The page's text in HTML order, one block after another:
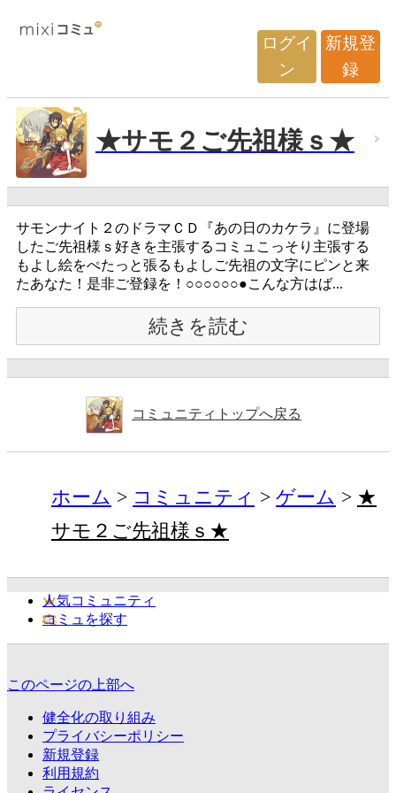
ログイ
ン
新規登
録
★サモ２ご先祖様ｓ★
サモンナイト２のドラマＣＤ『あの日のカケラ』に登場
したご先祖様ｓ好きを主張するコミュこっそり主張する
もよし絵をぺたっと張るもよしご先祖の文字にピンと来
たあなた！是非ご登録を！○○○○○○●こんな方はば...
続きを読む
コミュニティトップへ戻る
ホーム コミュニティ ゲーム
★
サモ２ご先祖様ｓ★
人気コミュニティ
コミュを探す
このページの上部へ
健全化の取り組み
プライバシーポリシー
新規登録
利用規約